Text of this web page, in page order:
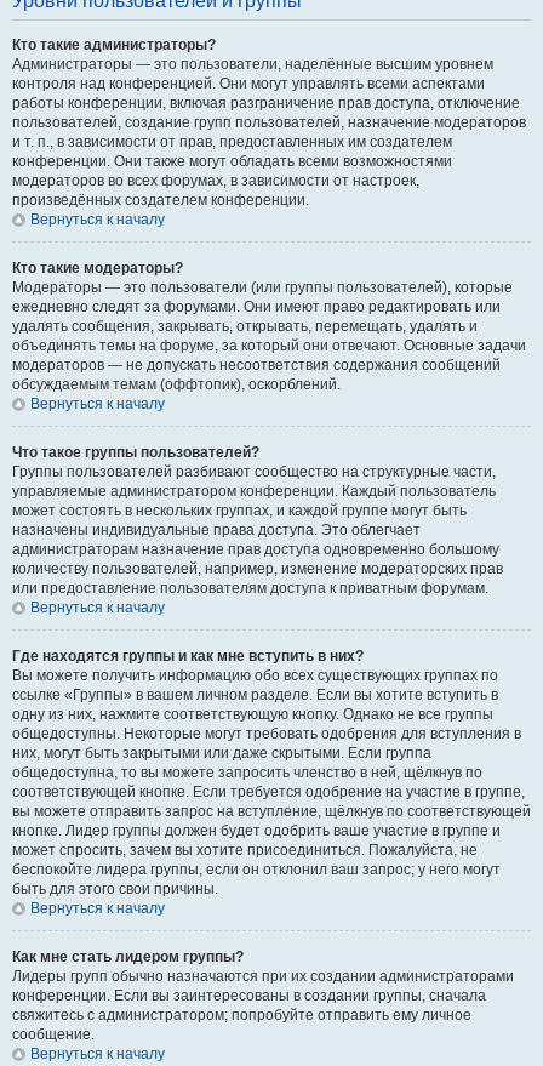
Кто такие администраторы?
Администраторы — это пользователи, наделённые высшим уровнем
контроля над конференцией. Они могут управлять всеми аспектами
работы конференции, включая разграничение прав доступа, отключение
пользователей, создание групп пользователей, назначение модераторов
и т. п., в зависимости от прав, предоставленных им создателем
конференции. Они также могут обладать всеми возможностями
модераторов во всех форумах, в зависимости от настроек,
произведённых создателем конференции.
Вернуться к началу
Кто такие модераторы?
Модераторы — это пользователи (или группы пользователей), которые
ежедневно следят за форумами. Они имеют право редактировать или
удалять сообщения, закрывать, открывать, перемещать, удалять и
объединять темы на форуме, за который они отвечают. Основные задачи
модераторов — не допускать несоответствия содержания сообщений
обсуждаемым темам (оффтопик), оскорблений.
Вернуться к началу
Что такое группы пользователей?
Группы пользователей разбивают сообщество на структурные части,
управляемые администратором конференции. Каждый пользователь
может состоять в нескольких группах, и каждой группе могут быть
назначены индивидуальные права доступа. Это облегчает
администраторам назначение прав доступа одновременно большому
количеству пользователей, например, изменение модераторских прав
или предоставление пользователям доступа к приватным форумам.
Вернуться к началу
Где находятся группы и как мне вступить в них?
Вы можете получить информацию обо всех существующих группах по
ссылке «Группы» в вашем личном разделе. Если вы хотите вступить в
одну из них, нажмите соответствующую кнопку. Однако не все группы
общедоступны. Некоторые могут требовать одобрения для вступления в
них, могут быть закрытыми или даже скрытыми. Если группа
общедоступна, то вы можете запросить членство в ней, щёлкнув по
соответствующей кнопке. Если требуется одобрение на участие в группе,
вы можете отправить запрос на вступление, щёлкнув по соответствующей
кнопке. Лидер группы должен будет одобрить ваше участие в группе и
может спросить, зачем вы хотите присоединиться. Пожалуйста, не
беспокойте лидера группы, если он отклонил ваш запрос; у него могут
быть для этого свои причины.
Вернуться к началу
Как мне стать лидером группы?
Лидеры групп обычно назначаются при их создании администраторами
конференции. Если вы заинтересованы в создании группы, сначала
свяжитесь с администратором; попробуйте отправить ему личное
сообщение.
Вернуться к началу